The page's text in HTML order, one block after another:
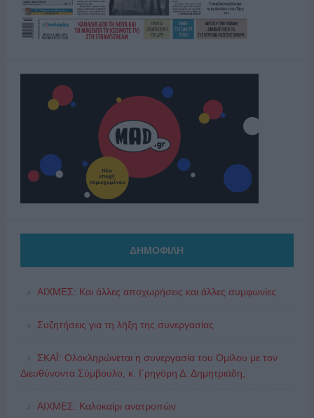
ΔΗΜΟΦΙΛΗ
ΑΙΧΜΕΣ: Και άλλες αποχωρήσεις και άλλες συμφωνίες
Συζητήσεις για τη λήξη της συνεργασίας
ΣΚΑΪ: Ολοκληρώνεται η συνεργασία του Ομίλου με τον
Διευθύνοντα Σύμβουλο, κ. Γρηγόρη Δ. Δημητριάδη,
ΑΙΧΜΕΣ: Καλοκαίρι ανατροπών